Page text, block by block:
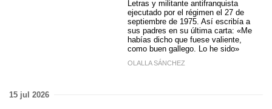
Letras y militante antifranquista
ejecutado por el régimen el 27 de
septiembre de 1975. Así escribía a
sus padres en su última carta: «Me
habías dicho que fuese valiente,
como buen gallego. Lo he sido»
OLALLA SÁNCHEZ
15 jul 2026